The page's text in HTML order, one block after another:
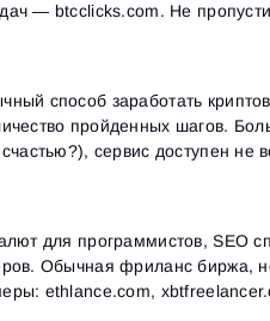
— btcclicks.com. Не
способ заработать
пройденных шагов.
сервис доступен не
для программистов, SEO
Обычная фриланс биржа,
ethlance.com,